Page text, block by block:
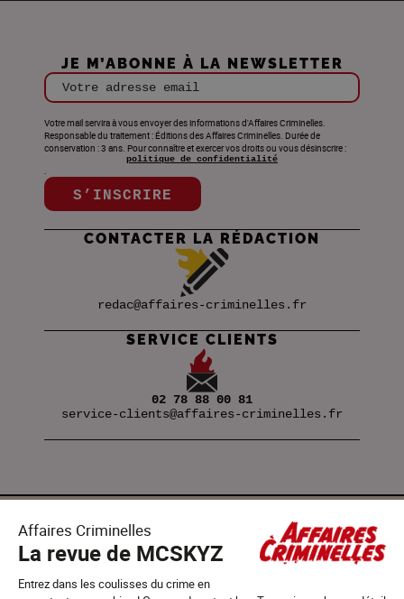
JE M’ABONNE À LA NEWSLETTER
Votre adresse email
Votre mail servira à vous envoyer des informations d'Affaires Criminelles.
Responsable du traitement : Éditions des Affaires Criminelles. Durée de
conservation : 3 ans. Pour connaître et exercer vos droits ou vous désinscrire :
politique de confidentialité
.
S’INSCRIRE
CONTACTER LA RÉDACTION
redac@affaires-criminelles.fr
SERVICE CLIENTS
02 78 88 00 81
service-clients@affaires-criminelles.fr
SUIVEZ-NOUS !